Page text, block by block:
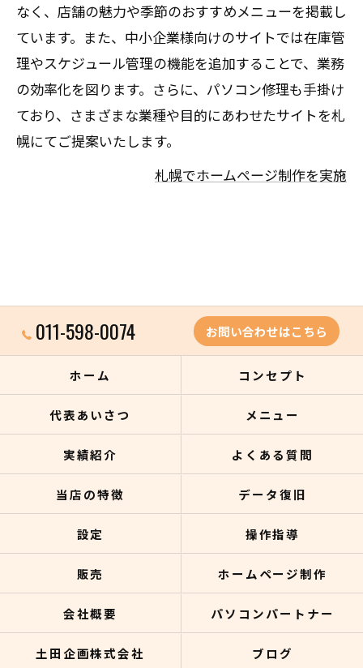
なく、店舗の魅力や季節のおすすめメニューを掲載し
ています。また、中小企業様向けのサイトでは在庫管
理やスケジュール管理の機能を追加することで、業務
の効率化を図ります。さらに、パソコン修理も手掛け
ており、さまざまな業種や目的にあわせたサイトを札
幌にてご提案いたします。
札幌でホームページ制作を実施
011-598-0074 お問い合わせはこちら
ホーム コンセプト
代表あいさつ メニュー
実績紹介 よくある質問
当店の特徴 データ復旧
設定 操作指導
販売 ホームページ制作
会社概要 パソコンパートナー
土田企画株式会社 ブログ